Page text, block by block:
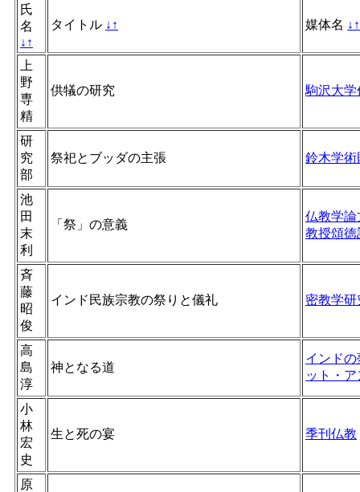
氏
名
↓ ↑
タイトル ↓ ↑ 媒体名 ↓ ↑
上
野
専
精
供犠の研究 駒沢大学
研
究
部
祭祀とブッダの主張 鈴木学術
池
田
末
利
「祭」の意義
仏教学論
教授頌徳
斉
藤
昭
俊
インド民族宗教の祭りと儀礼 密教学研
高
島
淳
神となる道
インド
ット・
小
林
宏
史
生と死の宴 季刊仏教
原